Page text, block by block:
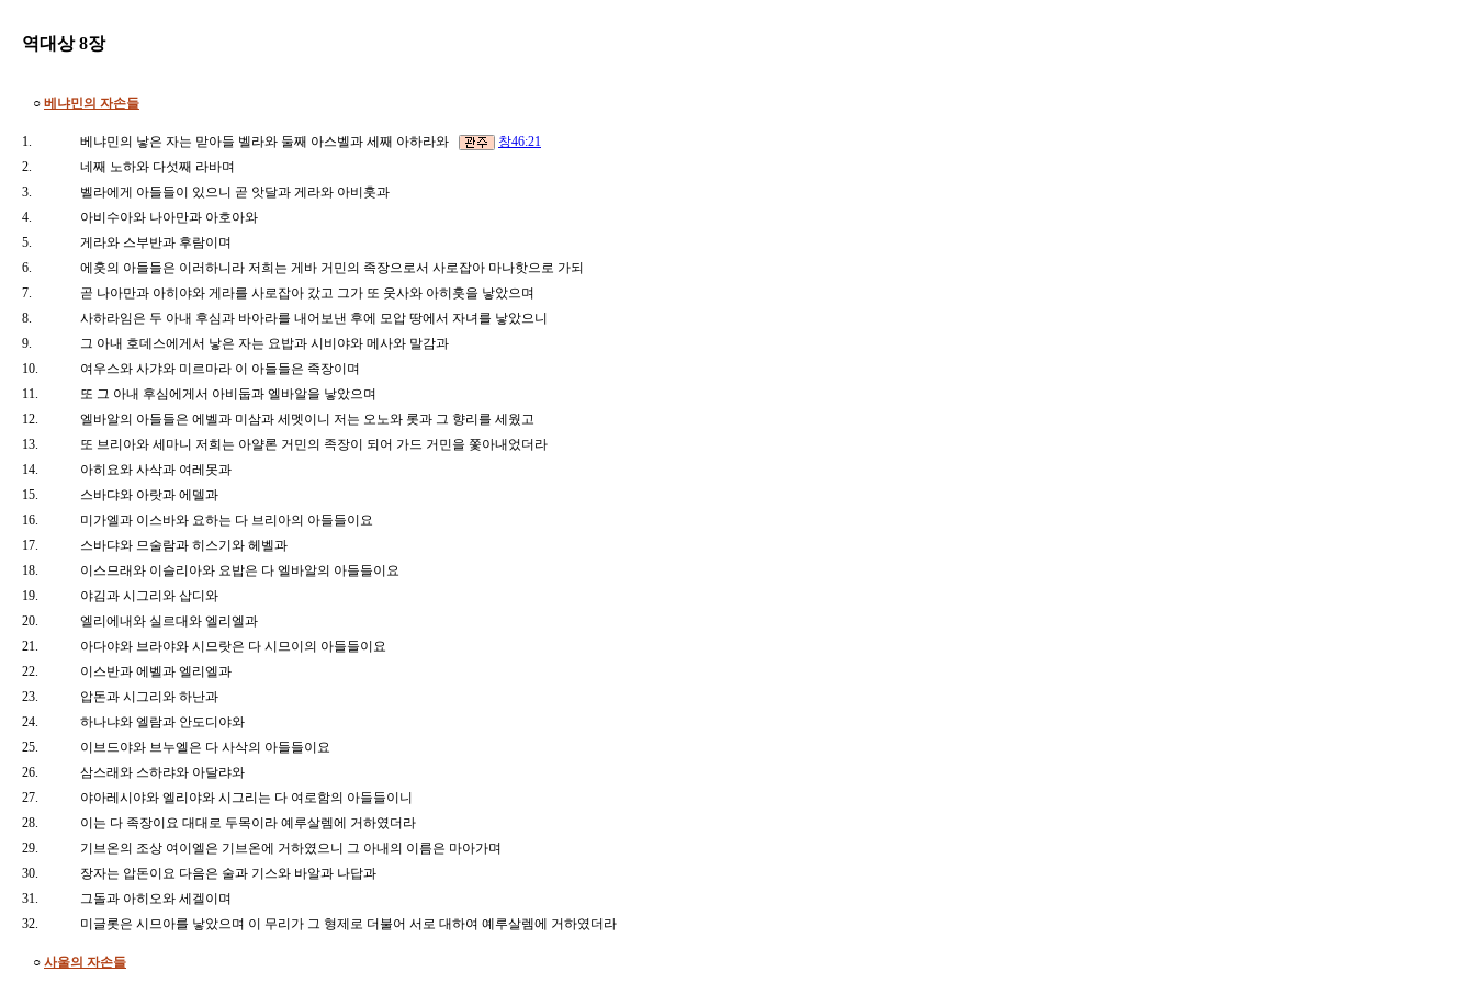
역대상 8장
○ 베냐민의 자손들
1. 베냐민의 낳은 자는 맏아들 벨라와 둘째 아스벨과 세째 아하라와
창46:21
2.
네째 노하와 다섯째 라바며
3.
벨라에게 아들들이 있으니 곧 앗달과 게라와 아비훗과
4.
아비수아와 나아만과 아호아와
5.
게라와 스부반과 후람이며
6.
에훗의 아들들은 이러하니라 저희는 게바 거민의 족장으로서 사로잡아 마나핫으로 가되
7.
곧 나아만과 아히야와 게라를 사로잡아 갔고 그가 또 웃사와 아히훗을 낳았으며
8.
사하라임은 두 아내 후심과 바아라를 내어보낸 후에 모압 땅에서 자녀를 낳았으니
9.
그 아내 호데스에게서 낳은 자는 요밥과 시비야와 메사와 말감과
10.
여우스와 사갸와 미르마라 이 아들들은 족장이며
11.
또 그 아내 후심에게서 아비둡과 엘바알을 낳았으며
12.
엘바알의 아들들은 에벨과 미삼과 세멧이니 저는 오노와 롯과 그 향리를 세웠고
13.
또 브리아와 세마니 저희는 아얄론 거민의 족장이 되어 가드 거민을 쫓아내었더라
14.
아히요와 사삭과 여레못과
15.
스바댜와 아랏과 에델과
16.
미가엘과 이스바와 요하는 다 브리아의 아들들이요
17.
스바댜와 므술람과 히스기와 헤벨과
18.
이스므래와 이슬리아와 요밥은 다 엘바알의 아들들이요
19.
야김과 시그리와 삽디와
20.
엘리에내와 실르대와 엘리엘과
21.
아다야와 브라야와 시므랏은 다 시므이의 아들들이요
22.
이스반과 에벨과 엘리엘과
23.
압돈과 시그리와 하난과
24.
하나냐와 엘람과 안도디야와
25.
이브드야와 브누엘은 다 사삭의 아들들이요
26.
삼스래와 스하랴와 아달랴와
27.
야아레시야와 엘리야와 시그리는 다 여로함의 아들들이니
28.
이는 다 족장이요 대대로 두목이라 예루살렘에 거하였더라
29.
기브온의 조상 여이엘은 기브온에 거하였으니 그 아내의 이름은 마아가며
30.
장자는 압돈이요 다음은 술과 기스와 바알과 나답과
31.
그돌과 아히오와 세겔이며
32.
미글롯은 시므아를 낳았으며 이 무리가 그 형제로 더불어 서로 대하여 예루살렘에 거하였더라
○ 사울의 자손들